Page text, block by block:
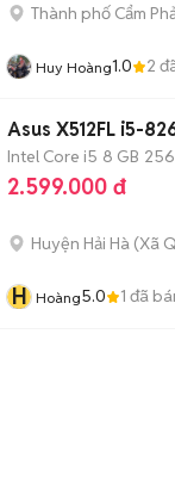
Thành phố Cẩm
Huy Hoàng1.0 2
Asus X512FL i5-
Intel Core i5 8 GB
2.599.000 đ
Huyện Hải Hà (Xã
H Hoàng5.0 1 đã